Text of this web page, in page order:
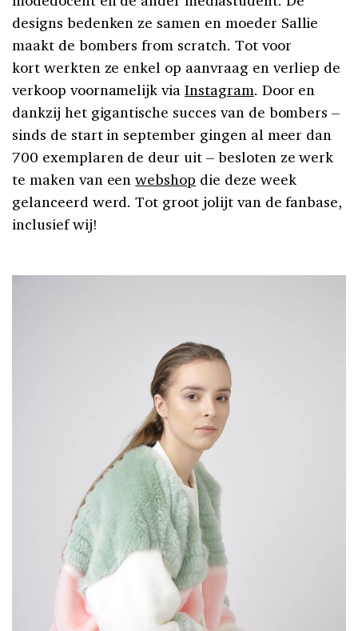
designs bedenken ze samen en moeder Sallie
maakt de bombers from scratch. Tot voor
kort werkten ze enkel op aanvraag en verliep de
verkoop voornamelijk viaInstagram. Door en
dankzij het gigantische succes van de bombers –
sinds de start in september gingen al meer dan
700 exemplaren de deur uit – besloten ze werk
te maken van eenwebshop die deze week
gelanceerd werd. Tot groot jolijt van de fanbase,
inclusief wij!